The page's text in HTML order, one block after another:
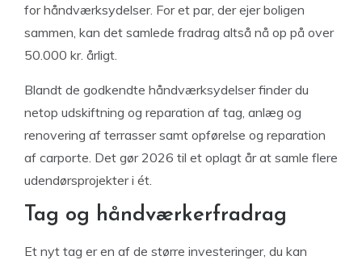
for håndværksydelser. For et par, der ejer boligen
sammen, kan det samlede fradrag altså nå op på over
50.000 kr. årligt.
Blandt de godkendte håndværksydelser finder du
netop udskiftning og reparation af tag, anlæg og
renovering af terrasser samt opførelse og reparation
af carporte. Det gør 2026 til et oplagt år at samle flere
udendørsprojekter i ét.
Tag og håndværkerfradrag
Et nyt tag er en af de større investeringer, du kan